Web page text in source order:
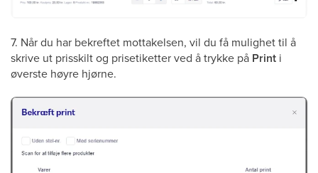
7. Når du har bekreftet mottakelsen, vil du få mulighet til å
skrive ut prisskilt og prisetiketter ved å trykke på Print i
øverste høyre hjørne.